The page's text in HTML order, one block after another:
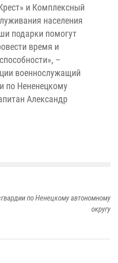
и Комплексный
населения
подарки помогут
время и
–
военнослужащий
по Нененецкому
Александр
по Ненецкому автономному
округу